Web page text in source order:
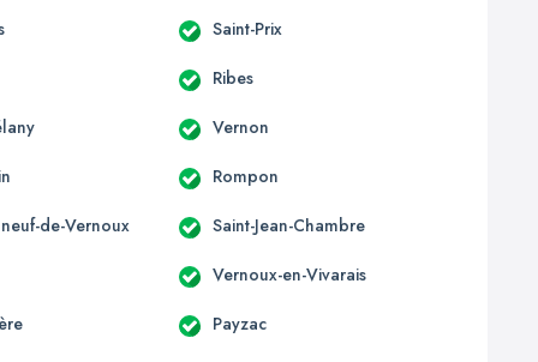
Saint-Prix
Ribes
Vernon
Rompon
de-Vernoux Saint-Jean-Chambre
Vernoux-en-Vivarais
Payzac